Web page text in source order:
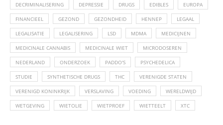
DECRIMINALISERING DEPRESSIE DRUGS EDIBLES EUROPA
FINANCIEEL GEZOND GEZONDHEID HENNEP LEGAAL
LEGALISATIE LEGALISERING LSD MDMA MEDICIJNEN
MEDICINALE CANNABIS MEDICINALE WIET MICRODOSEREN
NEDERLAND ONDERZOEK PADDO'S PSYCHEDELICA
STUDIE SYNTHETISCHE DRUGS THC VERENIGDE STATEN
VERENIGD KONINKRIJK VERSLAVING VOEDING WERELDWIJD
WETGEVING WIETOLIE WIETPROEF WIETTEELT XTC